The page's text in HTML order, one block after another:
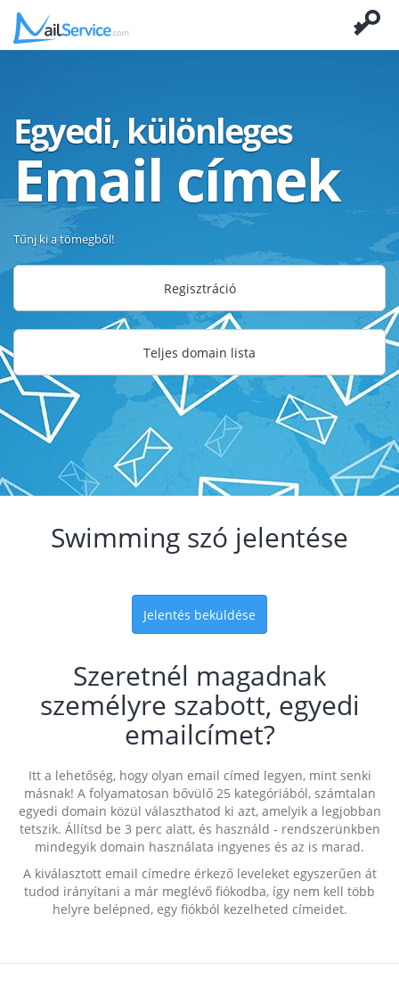
Egyedi, különleges
Email címek
Tűnj ki a tömegből!
Regisztráció
Teljes domain lista
Swimming szó jelentése
Jelentés beküldése
Szeretnél magadnak
személyre szabott, egyedi
emailcímet?
Itt a lehetőség, hogy olyan email címed legyen, mint senki
másnak! A folyamatosan bővülő 25 kategóriából, számtalan
egyedi domain közül választhatod ki azt, amelyik a legjobban
tetszik. Állítsd be 3 perc alatt, és használd - rendszerünkben
mindegyik domain használata ingyenes és az is marad.
A kiválasztott email címedre érkező leveleket egyszerűen át
tudod irányítani a már meglévő fiókodba, így nem kell több
helyre belépned, egy fiókból kezelheted címeidet.